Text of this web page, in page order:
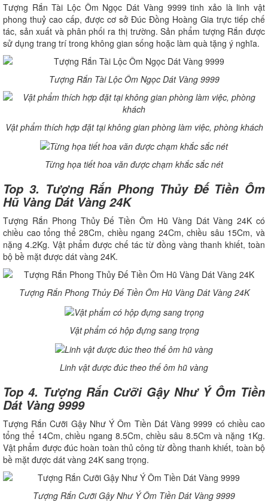
Tượng Rắn Tài Lộc Ôm Ngọc Dát Vàng 9999 tinh xảo là linh vật
phong thuỷ cao cấp, được cơ sở Đúc Đồng Hoàng Gia trực tiếp chế
tác, sản xuất và phân phối ra thị trường. Sản phẩm tượng Rắn được
sử dụng trang trí trong không gian sống hoặc làm quà tặng ý nghĩa.
Tượng Rắn Tài Lộc Ôm Ngọc Dát Vàng 9999
Vật phẩm thích hợp đặt tại không gian phòng làm việc, phòng khách
Từng họa tiết hoa văn được chạm khắc sắc nét
Top 3. Tượng Rắn Phong Thủy Đế Tiền Ôm
Hũ Vàng Dát Vàng 24K
Tượng Rắn Phong Thủy Đế Tiền Ôm Hũ Vàng Dát Vàng 24K có
chiều cao tổng thể 28Cm, chiều ngang 24Cm, chiều sâu 15Cm, và
nặng 4.2Kg. Vật phẩm được chế tác từ đồng vàng thanh khiết, toàn
bộ bề mặt được dát vàng 24K.
Tượng Rắn Phong Thủy Đế Tiền Ôm Hũ Vàng Dát Vàng 24K
Vật phẩm có hộp đựng sang trọng
Linh vật được đúc theo thế ôm hũ vàng
Top 4. Tượng Rắn Cưỡi Gậy Như Ý Ôm Tiền
Dát Vàng 9999
Tượng Rắn Cưỡi Gậy Như Ý Ôm Tiền Dát Vàng 9999 có chiều cao
tổng thể 14Cm, chiều ngang 8.5Cm, chiều sâu 8.5Cm và nặng 1Kg.
Vật phẩm được đúc hoàn toàn thủ công từ đồng thanh khiết, toàn bộ
bề mặt được dát vàng 24K sang trọng.
Tượng Rắn Cưỡi Gậy Như Ý Ôm Tiền Dát Vàng 9999